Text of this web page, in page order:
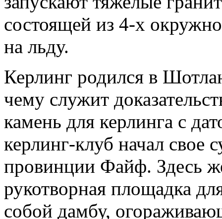
состоящей из 4-х
на льду.
Керлинг родился в
чему служит
камень для керлинга с
керлинг-клуб начал свое
провинции Файф. Здесь
рукотворная площадка
собой дамбу,